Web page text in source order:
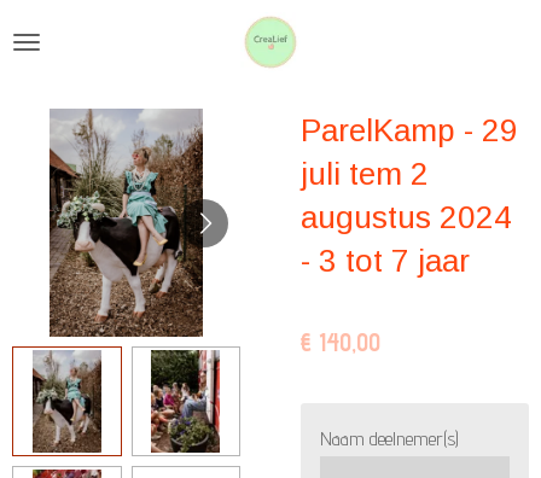
hoofdinhoud
ParelKamp - 29
juli tem 2
augustus 2024
- 3 tot 7 jaar
€ 140,00
Naam deelnemer(s)